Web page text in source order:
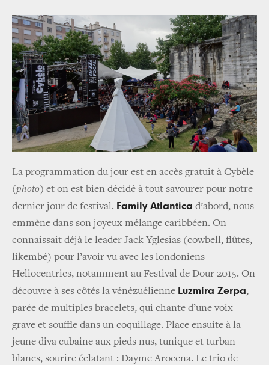
La programmation du jour est en accès gratuit à Cybèle
(photo) et on est bien décidé à tout savourer pour notre
dernier jour de festival. Family Atlantica d’abord, nous
emmène dans son joyeux mélange caribbéen. On
connaissait déjà le leader Jack Yglesias (cowbell, flûtes,
likembé) pour l’avoir vu avec les londoniens
Heliocentrics, notamment au Festival de Dour 2015. On
découvre à ses côtés la vénézuélienne Luzmira Zerpa,
parée de multiples bracelets, qui chante d’une voix
grave et souffle dans un coquillage. Place ensuite à la
jeune diva cubaine aux pieds nus, tunique et turban
blancs, sourire éclatant : Dayme Arocena. Le trio de